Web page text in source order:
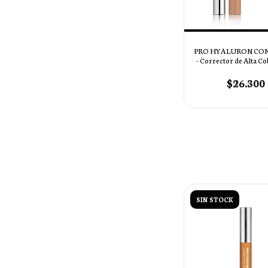
PRO HYALURON
- Corrector de Alta
$26.300
SIN STOCK